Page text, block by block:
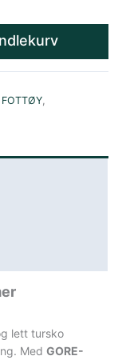
FOTTØY,
lett tursko
MedGORE-